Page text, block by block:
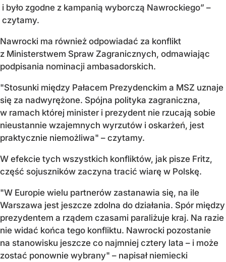
i było zgodne z kampanią wyborczą Nawrockiego” –
czytamy.
Nawrocki ma również odpowiadać za konflikt
z Ministerstwem Spraw Zagranicznych, odmawiając
podpisania nominacji ambasadorskich.
"Stosunki między Pałacem Prezydenckim a MSZ uznaje
się za nadwyrężone. Spójna polityka zagraniczna,
w ramach której minister i prezydent nie rzucają sobie
nieustannie wzajemnych wyrzutów i oskarżeń, jest
praktycznie niemożliwa" – czytamy.
W efekcie tych wszystkich konfliktów, jak pisze Fritz,
część sojuszników zaczyna tracić wiarę w Polskę.
"W Europie wielu partnerów zastanawia się, na ile
Warszawa jest jeszcze zdolna do działania. Spór między
prezydentem a rządem czasami paraliżuje kraj. Na razie
nie widać końca tego konfliktu. Nawrocki pozostanie
na stanowisku jeszcze co najmniej cztery lata – i może
zostać ponownie wybrany" – napisał niemiecki